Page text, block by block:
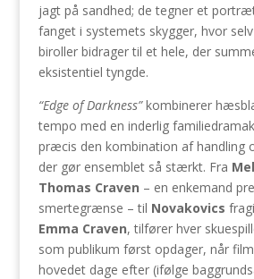
jagt på sandhed; de tegner et
fanget i systemets skygger, hvor
biroller bidrager til et hele, der
eksistentiel tyngde.
“Edge of Darkness”kombinerer
tempo med en inderlig
præcis den kombination af handling
der gør ensemblet så stærkt. Fra
Thomas Craven – en enkemand
smertegrænse – til Novakovics
Emma Craven, tilfører hver
som publikum først opdager, når
hovedet dage efter (ifølge